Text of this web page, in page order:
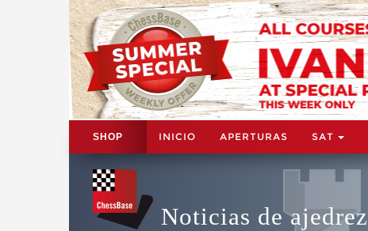
SHOP INICIO APERTURAS SAT
Noticias de ajedrez